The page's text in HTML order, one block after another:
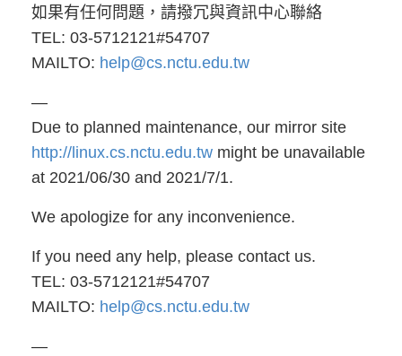
如果有任何問題，請撥冗與資訊中心聯絡
TEL: 03-5712121#54707
MAILTO: help@cs.nctu.edu.tw
—
Due to planned maintenance, our mirror site
http://linux.cs.nctu.edu.tw might be unavailable
at 2021/06/30 and 2021/7/1.
We apologize for any inconvenience.
If you need any help, please contact us.
TEL: 03-5712121#54707
MAILTO: help@cs.nctu.edu.tw
—